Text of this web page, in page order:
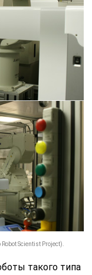
Scientist Project).
такого типа